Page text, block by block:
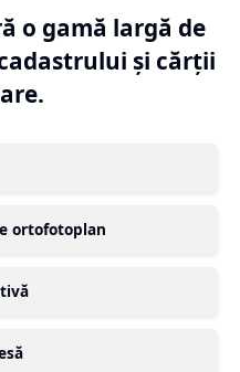
o gamă largă de
și cărții
ortofotoplan